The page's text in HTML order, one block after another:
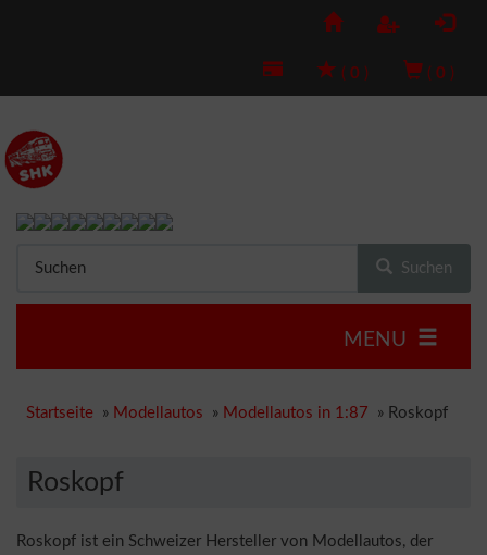
( 0 ) ( 0 )
Suchen
MENU
Startseite » Modellautos » Modellautos in 1:87 » Roskopf
Roskopf
Roskopf ist ein Schweizer Hersteller von Modellautos, der